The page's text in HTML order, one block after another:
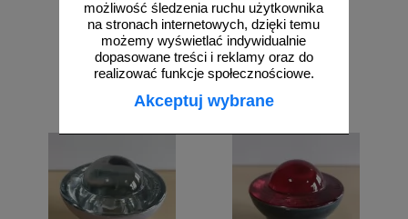
możliwość śledzenia ruchu użytkownika
na stronach internetowych, dzięki temu
możemy wyświetlać indywidualnie
dopasowane treści i reklamy oraz do
realizować funkcje społecznościowe.
Akceptuj wybrane
od 46,13 zł
37,50 zł netto
do koszyka
od 56,95 zł
46,30 zł netto
do koszyka